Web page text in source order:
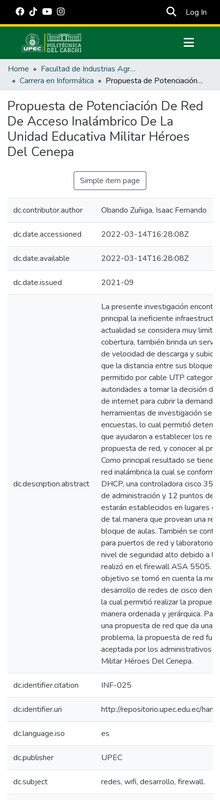
Log In
Communities & Collections
All of DSpace
Estadísticas Externas
Manuales
Home
Facultad de Industrias Agropecuarias y Ciencias Ambientales
Carrera en Informática
Propuesta de Potenciación De Red De Acceso Inalámbrico De La Unidad Educativa Militar Héroes Del Cenepa
Propuesta de Potenciación De Red
De Acceso Inalámbrico De La
Unidad Educativa Militar Héroes
Del Cenepa
Simple item page
dc.contributor.author Obando Zuñiga, Isaac Fernando
dc.date.accessioned 2022-03-14T16:28:08Z
dc.date.available 2022-03-14T16:28:08Z
dc.date.issued 2021-09
dc.description.abstract
La presente investigación
principal la ineficiente
actualidad se considera muy
cobertura, también brinda un
de velocidad de descarga y
que la distancia entre sus bloques
permitido por cable UTP
autoridades a tomar la decisión
de internet para cubrir la demanda
herramientas de investigación se
encuestas, lo cual permitió
que ayudaron a establecer los
propuesta de red, y conocer al
Como principal resultado se tiene
red inalámbrica la cual se
DHCP, una controladora cisco
de administración y 12 puntos de
estarán establecidos en lugares
de tal manera que provean una
bloque de aulas. También se
para puertos de red y
nivel de seguridad alto debido a la
realizó en el firewall ASA 5505.
objetivo se tomó en cuenta la
desarrollo de redes de cisco
la cual permitió realizar la
manera ordenada y jerárquica.
una propuesta de red que da una
problema, la propuesta de red fue
aceptada por los administrativos
Militar Héroes Del Cenepa.
dc.identifier.citation INF-025
dc.identifier.uri http://repositorio.upec.edu.ec/
dc.language.iso es
dc.publisher UPEC
dc.subject redes, wifi, desarrollo, firewall.